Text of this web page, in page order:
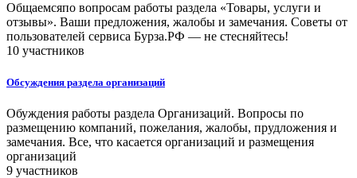
Общаемсяпо вопросам работы раздела «Товары, услуги и
отзывы». Ваши предложения, жалобы и замечания. Советы от
пользователей сервиса Бурза.РФ — не стесняйтесь!
10 участников
Обсуждения раздела организаций
Обуждения работы раздела Организаций. Вопросы по
размещению компаний, пожелания, жалобы, прудложения и
замечания. Все, что касается организаций и размещения
организаций
9 участников